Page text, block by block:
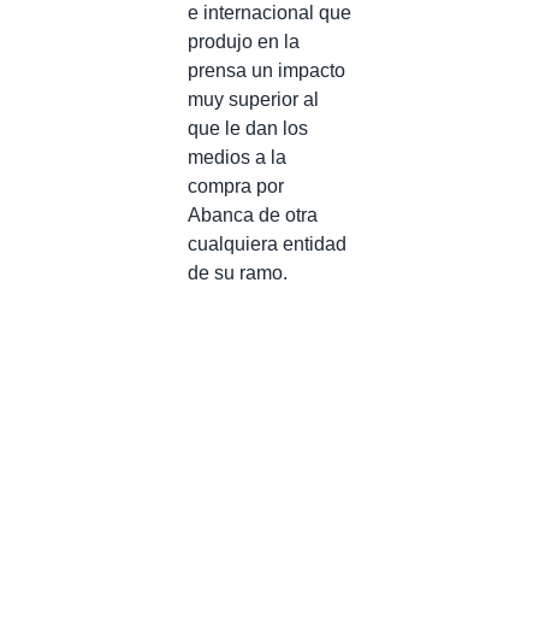
e internacional que
produjo en la
prensa un impacto
muy superior al
que le dan los
medios a la
compra por
Abanca de otra
cualquiera entidad
de su ramo.